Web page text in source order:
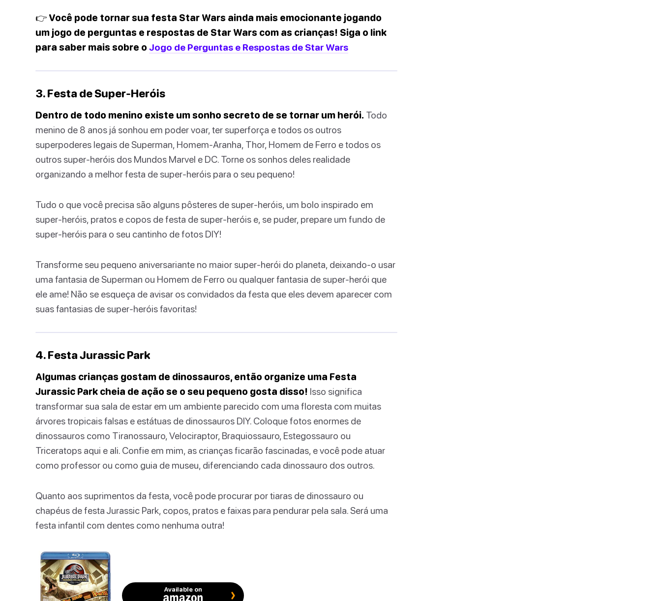
👉 Você pode tornar sua festa Star Wars ainda mais emocionante jogando
um jogo de perguntas e respostas de Star Wars com as crianças! Siga o link
para saber mais sobre oJogo de Perguntas e Respostas de Star Wars
3. Festa de Super-Heróis
Dentro de todo menino existe um sonho secreto de se tornar um herói. Todo
menino de 8 anos já sonhou em poder voar, ter superforça e todos os outros
superpoderes legais de Superman, Homem-Aranha, Thor, Homem de Ferro e todos os
outros super-heróis dos Mundos Marvel e DC. Torne os sonhos deles realidade
organizando a melhor festa de super-heróis para o seu pequeno!
Tudo o que você precisa são alguns pôsteres de super-heróis, um bolo inspirado em
super-heróis, pratos e copos de festa de super-heróis e, se puder, prepare um fundo de
super-heróis para o seu cantinho de fotos DIY!
Transforme seu pequeno aniversariante no maior super-herói do planeta, deixando-o usar
uma fantasia de Superman ou Homem de Ferro ou qualquer fantasia de super-herói que
ele ame! Não se esqueça de avisar os convidados da festa que eles devem aparecer com
suas fantasias de super-heróis favoritas!
4. Festa Jurassic Park
Algumas crianças gostam de dinossauros, então organize uma Festa
Jurassic Park cheia de ação se o seu pequeno gosta disso! Isso significa
transformar sua sala de estar em um ambiente parecido com uma floresta com muitas
árvores tropicais falsas e estátuas de dinossauros DIY. Coloque fotos enormes de
dinossauros como Tiranossauro, Velociraptor, Braquiossauro, Estegossauro ou
Triceratops aqui e ali. Confie em mim, as crianças ficarão fascinadas, e você pode atuar
como professor ou como guia de museu, diferenciando cada dinossauro dos outros.
Quanto aos suprimentos da festa, você pode procurar por tiaras de dinossauro ou
chapéus de festa Jurassic Park, copos, pratos e faixas para pendurar pela sala. Será uma
festa infantil com dentes como nenhuma outra!
Available on